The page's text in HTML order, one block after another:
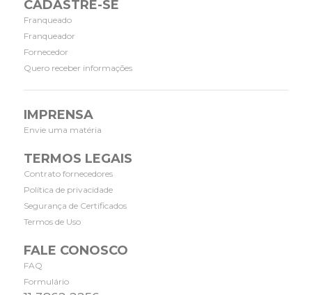
CADASTRE-SE
Franqueado
Franqueador
Fornecedor
Quero receber informações
IMPRENSA
Envie uma matéria
TERMOS LEGAIS
Contrato fornecedores
Política de privacidade
Segurança de Certificados
Termos de Uso
FALE CONOSCO
FAQ
Formulário